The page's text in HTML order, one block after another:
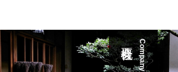
Company